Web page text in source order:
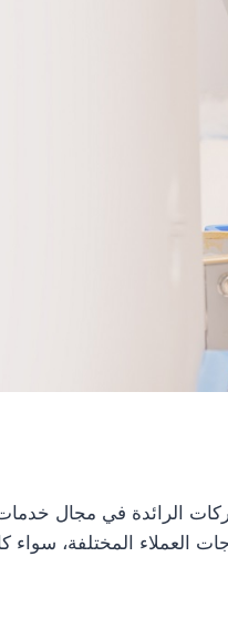
القيوين من الشركات الرائدة في
العملاء المختلفة، سواء